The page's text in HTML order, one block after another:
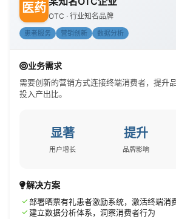
医药
OTC · 行业知名品牌
患者服务 营销创新 数据分析
业务需求
需要创新的营销方式连接终端消费者，提升
投入产出比。
显著
用户增长
提升
品牌影响
解决方案
✓部署晒票有礼患者激励系统，激活终端消
✓建立数据分析体系，洞察消费者行为